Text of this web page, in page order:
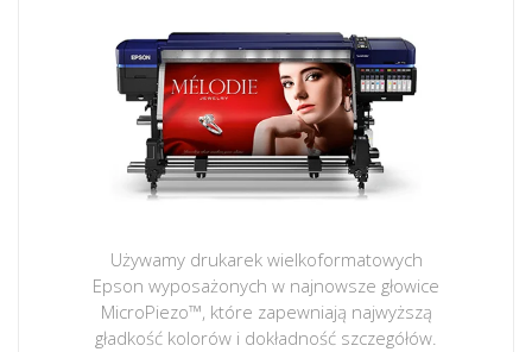
Używamy drukarek wielkoformatowych
Epson wyposażonych w najnowsze głowice
MicroPiezo™, które zapewniają najwyższą
gładkość kolorów i dokładność szczegółów.